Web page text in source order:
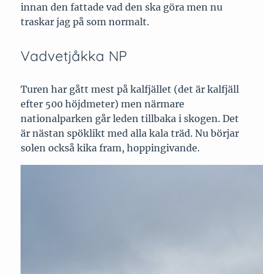
innan den fattade vad den ska göra men nu
traskar jag på som normalt.
Vadvetjåkka NP
Turen har gått mest på kalfjället (det är kalfjäll
efter 500 höjdmeter) men närmare
nationalparken går leden tillbaka i skogen. Det
är nästan spöklikt med alla kala träd. Nu börjar
solen också kika fram, hoppingivande.